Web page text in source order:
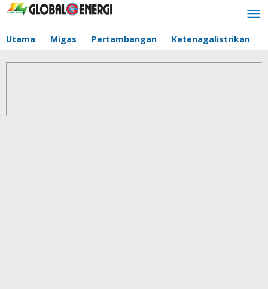
Lewati
Utama Migas Pertambangan Ketenagalistrikan